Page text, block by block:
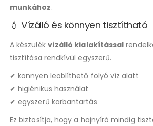
munkához.
💧 Vízálló és könnyen tisztítható
A készülék vízálló kialakítással
tisztítása rendkívül egyszerű.
✔ könnyen leöblíthető folyó víz alatt
✔ higiénikus használat
✔ egyszerű karbantartás
Ez biztosítja, hogy a hajnyíró mindig